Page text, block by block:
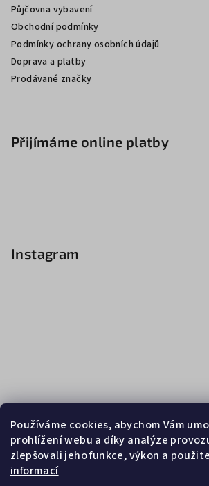
Používáme cookies, abychom Vám
prohlížení webu a díky analýze
zlepšovali jeho funkce, výkon a
informací
Půjčovna vybavení
Obchodní podmínky
Podmínky ochrany osobních údajů
Doprava a platby
Prodávané značky
Přijímáme online platby
Instagram